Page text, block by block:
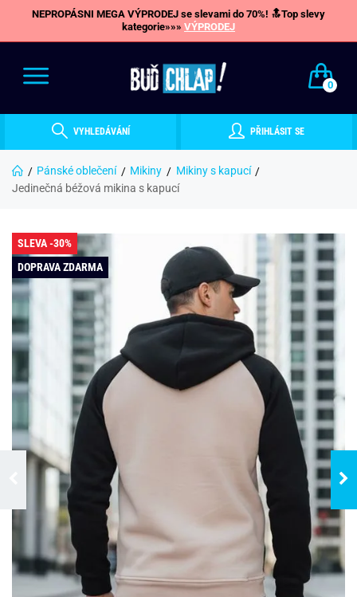
NEPROPÁSNI MEGA VÝPRODEJ se slevami do 70%! 🔝Top slevy
kategorie»»» VÝPRODEJ
0
VYHLEDÁVÁNÍ PŘIHLÁSIT SE
Pánské oblečení Mikiny
Mikiny s kapucí
Jedinečná béžová mikina s kapucí
SLEVA -30%
DOPRAVA ZDARMA